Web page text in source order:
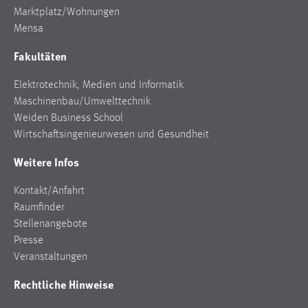
Marktplatz/Wohnungen
Mensa
Fakultäten
Elektrotechnik, Medien und Informatik
Maschinenbau/Umwelttechnik
Weiden Business School
Wirtschaftsingenieurwesen und Gesundheit
Weitere Infos
Kontakt/Anfahrt
Raumfinder
Stellenangebote
Presse
Veranstaltungen
Rechtliche Hinweise
MARKETING
Marketing Cookies werden von Drittanbietern
verwendet, um personalisierte Werbung anzuzeigen.
hinweg verfolgen.
Google Ads
Name:
Google Ireland Limited